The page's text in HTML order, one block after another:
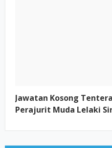
Jawatan Kosong
Perajurit Muda Lelaki